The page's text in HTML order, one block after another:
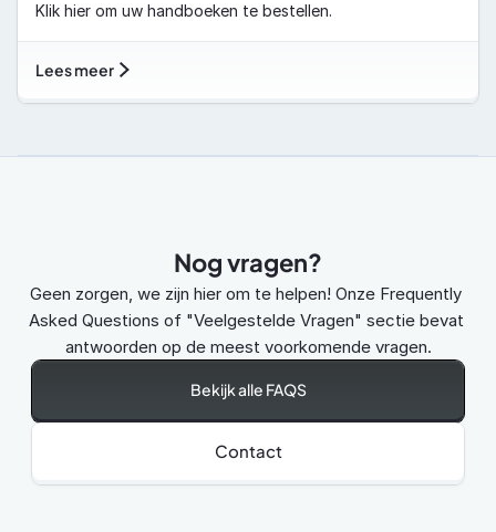
Klik hier om uw handboeken te bestellen.
Lees meer
Nog vragen?
Geen zorgen, we zijn hier om te helpen! Onze Frequently
Asked Questions of "Veelgestelde Vragen" sectie bevat
antwoorden op de meest voorkomende vragen.
Bekijk alle FAQS
Contact